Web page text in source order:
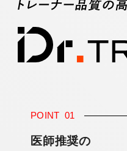
POINT01
医師推奨の